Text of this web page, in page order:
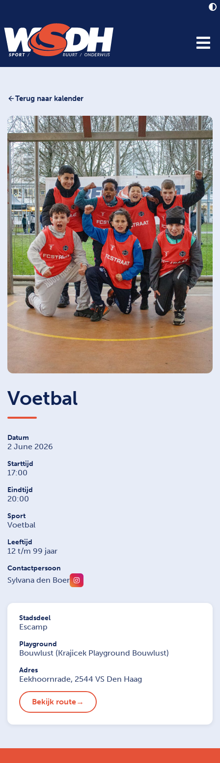
Terug naar kalender
Voetbal
Datum
2 June 2026
Starttijd
17:00
Eindtijd
20:00
Sport
Voetbal
Leeftijd
12 t/m 99 jaar
Contactpersoon
Sylvana den Boer
Stadsdeel
Escamp
Playground
Bouwlust (Krajicek Playground Bouwlust)
Adres
Eekhoornrade, 2544 VS Den Haag
Bekijk route